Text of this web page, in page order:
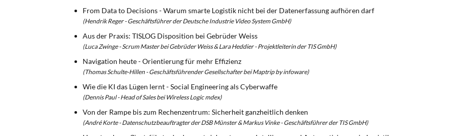
From Data to Decisions - Warum smarte Logistik nicht bei der Datenerfassung aufhören darf
(Hendrik Reger - Geschäftsführer der Deutsche Industrie Video System GmbH)
Aus der Praxis: TISLOG Disposition bei Gebrüder Weiss
(Luca Zwinge - Scrum Master bei Gebrüder Weiss & Lara Heddier - Projektleiterin der TIS GmbH)
Navigation heute - Orientierung für mehr Effizienz
(Thomas Schulte-Hillen - Geschäftsführender Gesellschafter bei Maptrip by infoware)
Wie die KI das Lügen lernt - Social Engineering als Cyberwaffe
(Dennis Paul - Head of Sales bei Wireless Logic mdex)
Von der Rampe bis zum Rechenzentrum: Sicherheit ganzheitlich denken
(André Korte - Datenschutzbeauftragter der DSB Münster & Markus Vinke - Geschäftsführer der TIS GmbH)